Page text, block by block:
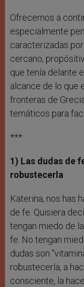
Ofrecemos a
especialmente
caracterizadas
cercano,
que tenía delante
alcance de lo que
fronteras de
temáticos para
***
1) Las dudas de
robustecerla
Katerina, nos has
de fe. Quisiera
tengan miedo de
fe. No tengan
dudas son
robustecerla, a
consciente, la